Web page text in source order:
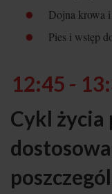
Dojna krowa
Pies i wstęp
12:45 -
Cykl